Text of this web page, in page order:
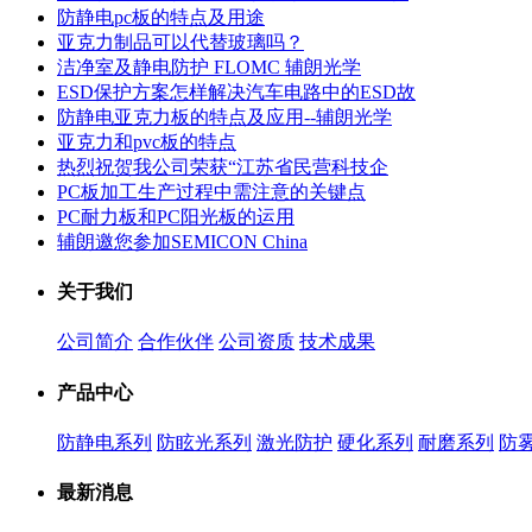
防静电pc板的特点及用途
亚克力制品可以代替玻璃吗？
洁净室及静电防护 FLOMC 辅朗光学
ESD保护方案怎样解决汽车电路中的ESD故
防静电亚克力板的特点及应用--辅朗光学
亚克力和pvc板的特点
热烈祝贺我公司荣获“江苏省民营科技企
PC板加工生产过程中需注意的关键点
PC耐力板和PC阳光板的运用
辅朗邀您参加SEMICON China
关于我们
公司简介 合作伙伴 公司资质 技术成果
产品中心
防静电系列 防眩光系列 激光防护 硬化系列 耐磨系列 防
最新消息